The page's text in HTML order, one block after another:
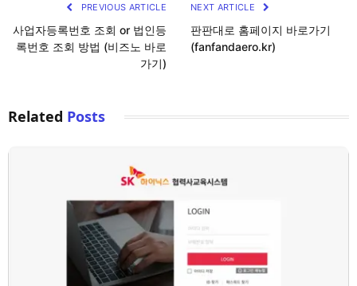
PREVIOUS ARTICLE
사업자등록번호 조회 or 법인등
록번호 조회 방법 (비즈노 바로
가기)
NEXT ARTICLE
판판대로 홈페이지 바로가기
(fanfandaero.kr)
Related Posts